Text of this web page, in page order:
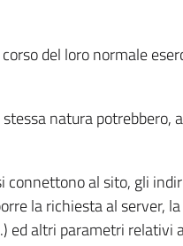
del loro normale
natura potrebbero,
connettono al sito, gli
la richiesta al server,
ed altri parametri relativi